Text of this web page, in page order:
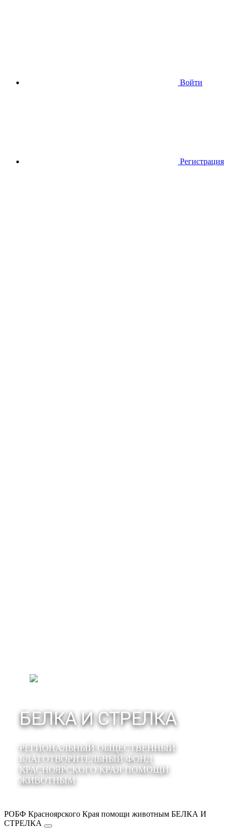
Войти
Регистрация
БЕЛКА И СТРЕЛКА
РЕГИОНАЛЬНЫЙ ОБЩЕСТВЕННЫЙ
БЛАГОТВОРИТЕЛЬНЫЙ ФОНД
КРАСНОЯРСКОГО КРАЯ ПОМОЩИ
ЖИВОТНЫМ
РОБФ Красноярского Края помощи животным БЕЛКА И
СТРЕЛКА